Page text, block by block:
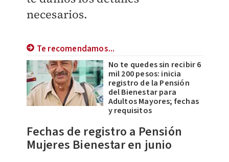
necesarios.
Te recomendamos...
No te quedes sin recibir 6
mil 200 pesos: inicia
registro de la Pensión
del Bienestar para
Adultos Mayores; fechas
y requisitos
Fechas de registro a Pensión
Mujeres Bienestar en junio